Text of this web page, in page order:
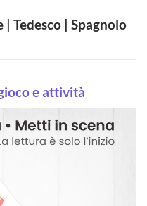
Tedesco | Spagnolo
e attività